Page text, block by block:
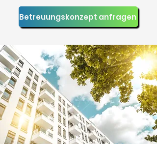
Betreuungskonzept anfragen